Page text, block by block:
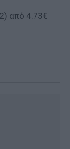
από 4.73€